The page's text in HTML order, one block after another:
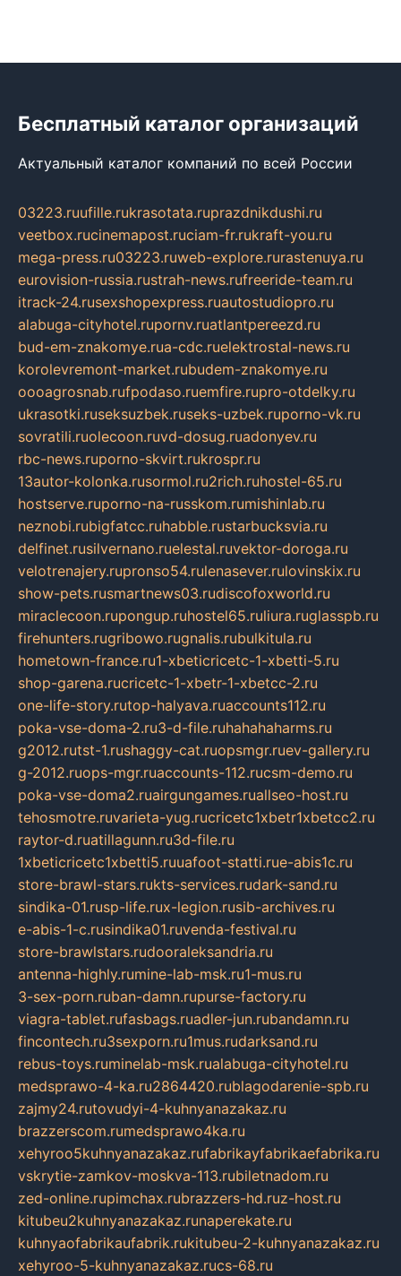
Бесплатный каталог организаций
Актуальный каталог компаний по всей России
03223.ruufille.rukrasotata.ruprazdnikdushi.ru
veetbox.rucinemapost.ruciam-fr.rukraft-you.ru
mega-press.ru03223.ruweb-explore.rurastenuya.ru
eurovision-russia.rustrah-news.rufreeride-team.ru
itrack-24.rusexshopexpress.ruautostudiopro.ru
alabuga-cityhotel.rupornv.ruatlantpereezd.ru
bud-em-znakomye.rua-cdc.ruelektrostal-news.ru
korolevremont-market.rubudem-znakomye.ru
oooagrosnab.rufpodaso.ruemfire.rupro-otdelky.ru
ukrasotki.ruseksuzbek.ruseks-uzbek.ruporno-vk.ru
sovratili.ruolecoon.ruvd-dosug.ruadonyev.ru
rbc-news.ruporno-skvirt.rukrospr.ru
13autor-kolonka.rusormol.ru2rich.ruhostel-65.ru
hostserve.ruporno-na-russkom.rumishinlab.ru
neznobi.rubigfatcc.ruhabble.rustarbucksvia.ru
delfinet.rusilvernano.ruelestal.ruvektor-doroga.ru
velotrenajery.rupronso54.rulenasever.rulovinskix.ru
show-pets.rusmartnews03.rudiscofoxworld.ru
miraclecoon.rupongup.ruhostel65.ruliura.ruglasspb.ru
firehunters.rugribowo.rugnalis.rubulkitula.ru
hometown-france.ru1-xbeticricetc-1-xbetti-5.ru
shop-garena.rucricetc-1-xbetr-1-xbetcc-2.ru
one-life-story.rutop-halyava.ruaccounts112.ru
poka-vse-doma-2.ru3-d-file.ruhahahaharms.ru
g2012.rutst-1.rushaggy-cat.ruopsmgr.ruev-gallery.ru
g-2012.ruops-mgr.ruaccounts-112.rucsm-demo.ru
poka-vse-doma2.ruairgungames.ruallseo-host.ru
tehosmotre.ruvarieta-yug.rucricetc1xbetr1xbetcc2.ru
raytor-d.ruatillagunn.ru3d-file.ru
1xbeticricetc1xbetti5.ruuafoot-statti.rue-abis1c.ru
store-brawl-stars.rukts-services.rudark-sand.ru
sindika-01.rusp-life.rux-legion.rusib-archives.ru
e-abis-1-c.rusindika01.ruvenda-festival.ru
store-brawlstars.rudooraleksandria.ru
antenna-highly.rumine-lab-msk.ru1-mus.ru
3-sex-porn.ruban-damn.rupurse-factory.ru
viagra-tablet.rufasbags.ruadler-jun.rubandamn.ru
fincontech.ru3sexporn.ru1mus.rudarksand.ru
rebus-toys.ruminelab-msk.rualabuga-cityhotel.ru
medsprawo-4-ka.ru2864420.rublagodarenie-spb.ru
zajmy24.rutovudyi-4-kuhnyanazakaz.ru
brazzerscom.rumedsprawo4ka.ru
xehyroo5kuhnyanazakaz.rufabrikayfabrikaefabrika.ru
vskrytie-zamkov-moskva-113.rubiletnadom.ru
zed-online.rupimchax.rubrazzers-hd.ruz-host.ru
kitubeu2kuhnyanazakaz.runaperekate.ru
kuhnyaofabrikaufabrik.rukitubeu-2-kuhnyanazakaz.ru
xehyroo-5-kuhnyanazakaz.rucs-68.ru